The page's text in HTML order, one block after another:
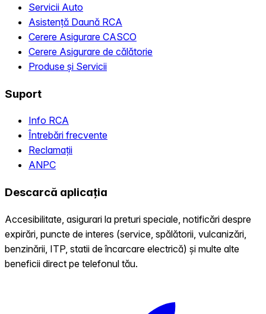
Servicii Auto
Asistență Daună RCA
Cerere Asigurare CASCO
Cerere Asigurare de călătorie
Produse și Servicii
Suport
Info RCA
Întrebări frecvente
Reclamații
ANPC
Descarcă aplicația
Accesibilitate, asigurari la preturi speciale, notificări despre
expirări, puncte de interes (service, spălătorii, vulcanizări,
benzinării, ITP, statii de încarcare electrică) și multe alte
beneficii direct pe telefonul tău.